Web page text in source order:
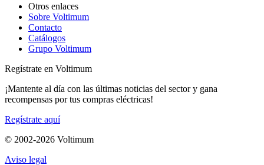
Otros enlaces
Sobre Voltimum
Contacto
Catálogos
Grupo Voltimum
Regístrate en Voltimum
¡Mantente al día con las últimas noticias del sector y gana
recompensas por tus compras eléctricas!
Regístrate aquí
© 2002-2026 Voltimum
Aviso legal